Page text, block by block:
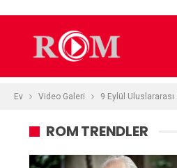
Ev Video Galeri 9 Eylül
ROM TRENDLER